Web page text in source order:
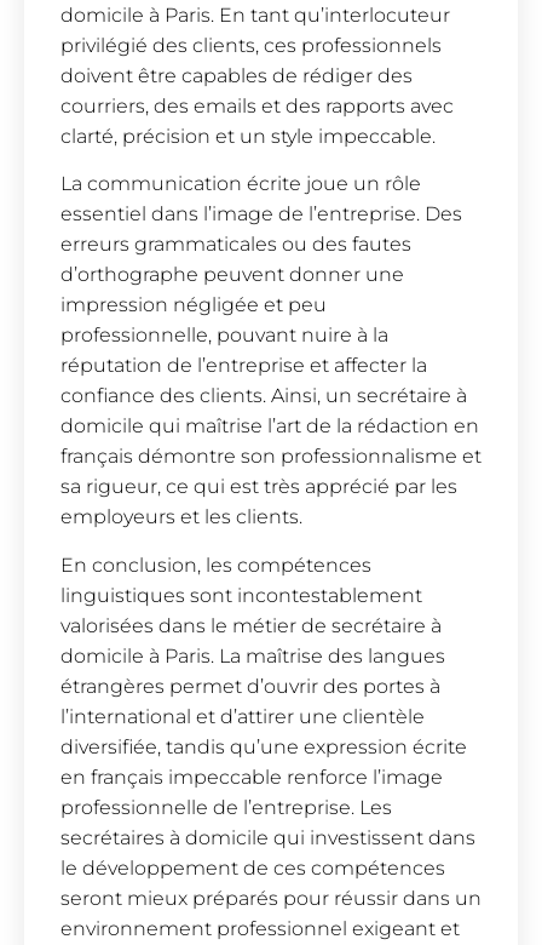
domicile à Paris. En tant qu’interlocuteur
privilégié des clients, ces professionnels
doivent être capables de rédiger des
courriers, des emails et des rapports avec
clarté, précision et un style impeccable.
La communication écrite joue un rôle
essentiel dans l’image de l’entreprise. Des
erreurs grammaticales ou des fautes
d’orthographe peuvent donner une
impression négligée et peu
professionnelle, pouvant nuire à la
réputation de l’entreprise et affecter la
confiance des clients. Ainsi, un secrétaire à
domicile qui maîtrise l’art de la rédaction en
français démontre son professionnalisme et
sa rigueur, ce qui est très apprécié par les
employeurs et les clients.
En conclusion, les compétences
linguistiques sont incontestablement
valorisées dans le métier de secrétaire à
domicile à Paris. La maîtrise des langues
étrangères permet d’ouvrir des portes à
l’international et d’attirer une clientèle
diversifiée, tandis qu’une expression écrite
en français impeccable renforce l’image
professionnelle de l’entreprise. Les
secrétaires à domicile qui investissent dans
le développement de ces compétences
seront mieux préparés pour réussir dans un
environnement professionnel exigeant et